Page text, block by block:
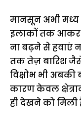
मानसून अभी मध्य
इलाकों तक आकर
ना बढ़ने से हवाएं
तक तेज़ बारिश जैसे
विक्षोभ भी
कारण केवल
ही देखने को मिली